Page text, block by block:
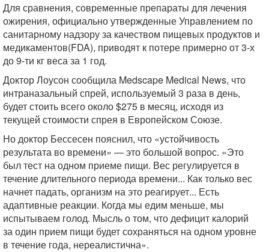
Для сравнения, современные препараты для лечения
ожирения, официально утвержденные Управлением по
санитарному надзору за качеством пищевых продуктов и
медикаментов(FDA), приводят к потере примерно от 3-х
до 9-ти кг веса за 1 год.
Доктор Лоусон сообщила Medscape Medical News, что
интраназальный спрей, используемый 3 раза в день,
будет стоить всего около $275 в месяц, исходя из
текущей стоимости спрея в Европейском Союзе.
Но доктор Бессесен пояснил, что «устойчивость
результата во времени» — это большой вопрос. «Это
был тест на одном приеме пищи. Вес регулируется в
течение длительного периода времени... Как только вес
начнет падать, организм на это реагирует... Есть
адаптивные реакции. Когда мы едим меньше, мы
испытываем голод. Мысль о том, что дефицит калорий
за один прием пищи будет сохраняться на одном уровне
в течение года, нереалистична».